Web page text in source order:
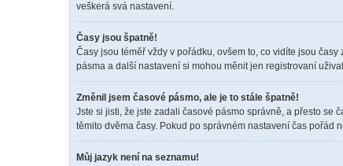
veškerá svá nastavení.
Časy jsou špatně!
Časy jsou téměř vždy v pořádku, ovšem to, co vidíte jsou
pásma a další nastavení si mohou měnit jen registrovaní
Změnil jsem časové pásmo, ale je to stále špatně!
Jste si jisti, že jste zadali časové pásmo správně, a přesto se
těmito dvěma časy. Pokud po správném nastavení čas
Můj jazyk není na seznamu!